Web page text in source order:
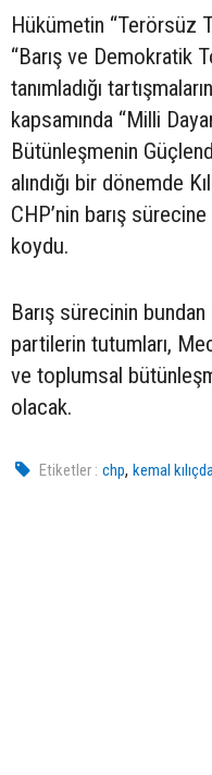
Hükümetin “Terörsüz
“Barış ve Demokratik
tanımladığı
kapsamında “Milli
Bütünleşmenin
alındığı bir dönemde
CHP’nin barış
koydu.
Barış sürecinin
partilerin tutumları,
ve toplumsal
olacak.
Etiketler : chp,kemal